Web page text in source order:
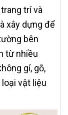
trí và
xây dựng để
bên
từ nhiều
gỉ, gỗ,
loại vật liệu